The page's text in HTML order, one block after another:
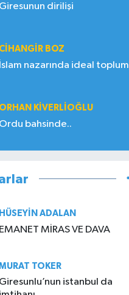
Giresunun dirilişi
CIHANGIR BOZ
İslam nazarında ideal toplum
ORHAN KIVERLIOĞLU
Ordu bahsinde..
HÜSEYIN ADALAN
EMANET MİRAS VE DAVA
TOKER
Giresunlu’nun istanbul da